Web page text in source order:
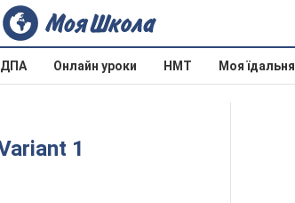
ДПА Онлайн уроки НМТ Моя їдальня
1